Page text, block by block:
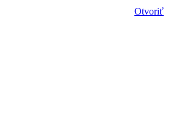
Otvoriť